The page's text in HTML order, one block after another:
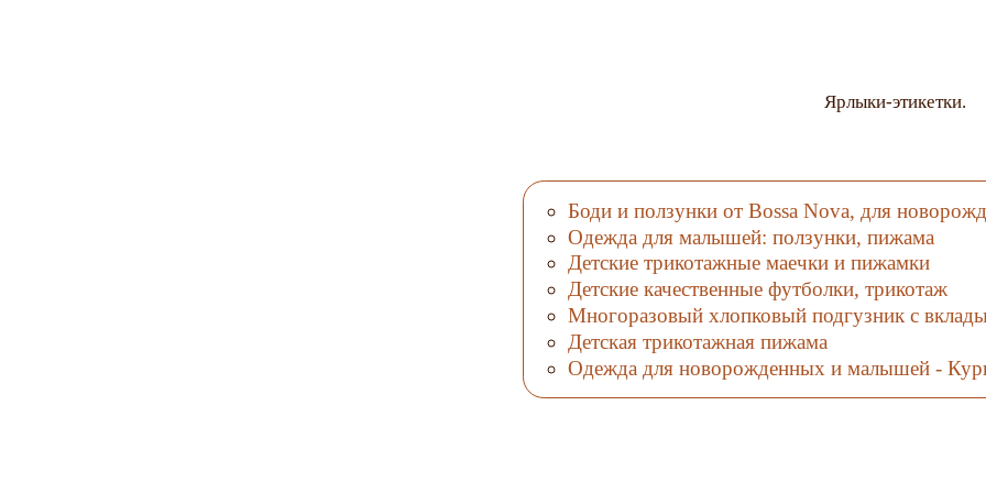
Ярлыки-этикетки.
Боди и ползунки от Bossa Nova, для
Одежда для малышей: ползунки, пижама
Детские трикотажные маечки и пижамки
Детские качественные футболки, трикотаж
Многоразовый хлопковый подгузник с
Детская трикотажная пижама
Одежда для новорожденных и малышей -